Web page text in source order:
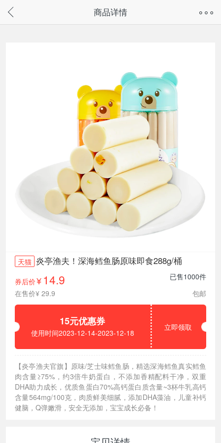
请通过微信或支付宝搜“奇兔客小程序”访问
商品详情
天猫 炎亭渔夫！深海鳕鱼肠原味即食288g/桶
券后价¥ 14.9
已售1000件
在售价¥ 29.9
包邮
15元优惠券
使用时间2023-12-14-2023-12-18
立即领取
【炎亭渔夫官旗】原味/芝士味鳕鱼肠，精选深海鳕鱼真实鳕鱼
肉含量≥75%，约3倍牛奶蛋白，不添加香精配料干净，双重
DHA助力成长，优质鱼蛋白70%高钙蛋白质含量~3杯牛乳高钙
含量564mg/100克，肉质鲜美细腻，添加DHA藻油，儿童补钙
健脑，Q弹嫩滑，安全无添加，宝宝成长必备！